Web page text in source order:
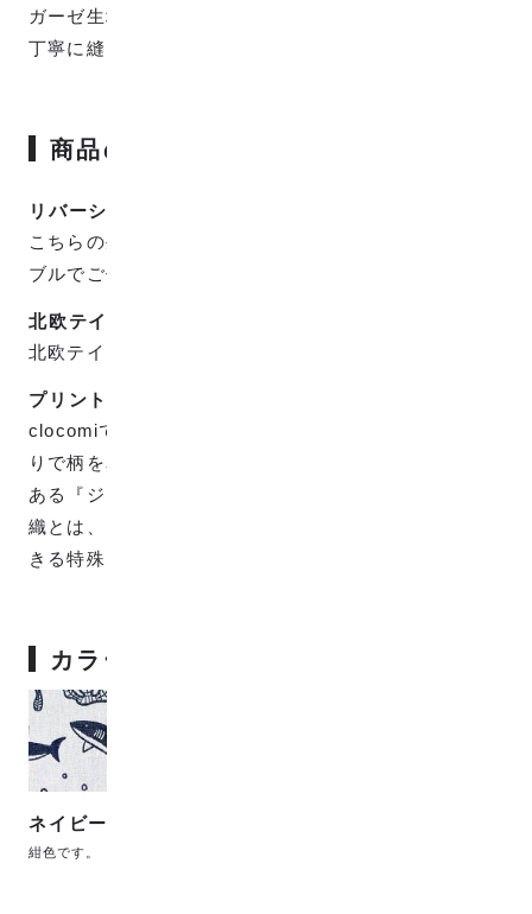
ガーゼ生地は柔らかいのでミシン掛けの際はゆっくり
丁寧に縫い進める事をオススメします。
商品の特徴
リバーシブルで使用可能
こちらの生地は表裏で色が反転しているのでリバーシ
ブルでご使用頂けます。
北欧テイスト
北欧テイストなかわいくやさしい柄です。
プリントではなく織りです。
clocomiで販売している生地は全てプリントではなく織
りで柄を表現していますが、プリントとは違った味の
ある『ジャカード織』で織られています。 ジャカード
織とは、タテの糸とヨコの糸だけで複雑な柄も表現で
きる特殊な織り方で、高級な織物です。
カラーバリエーション
ネイビー
紺色です。